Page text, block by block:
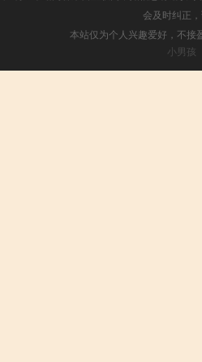
会及时纠正
本站仅为个人兴趣爱好，不接
小男孩